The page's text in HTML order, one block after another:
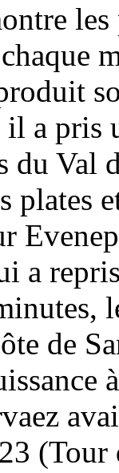
les
a pris
du
plates
a
de